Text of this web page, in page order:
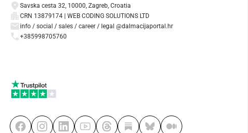
Savska cesta 32, 10000, Zagreb, Croatia
CRN 13879174 | WEB CODING SOLUTIONS LTD
info / social / sales / career / legal @dalmacijaportal.hr
+385998705760